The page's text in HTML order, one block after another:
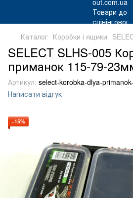
Каталог Коробки і ящики
SELECT SLHS-005
приманок 115-79-
Артикул: select-korobka-dlya-
Написати відгук
−15%